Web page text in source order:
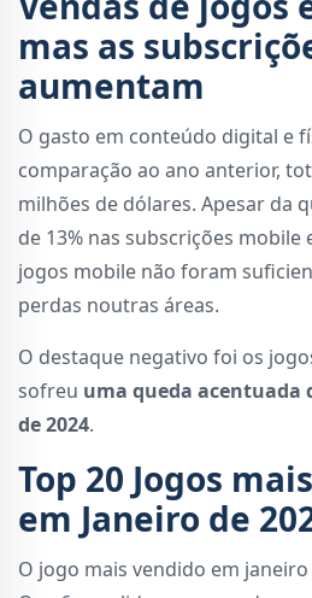
mas as
aumentam
O gasto em conteúdo digital e
comparação ao ano anterior,
milhões de dólares. Apesar da
de 13% nas subscrições mobile
jogos mobile não foram
perdas noutras áreas.
O destaque negativo foi os
sofreu uma queda acentuada
de 2024.
Top 20 Jogos
em Janeiro de
O jogo mais vendido em